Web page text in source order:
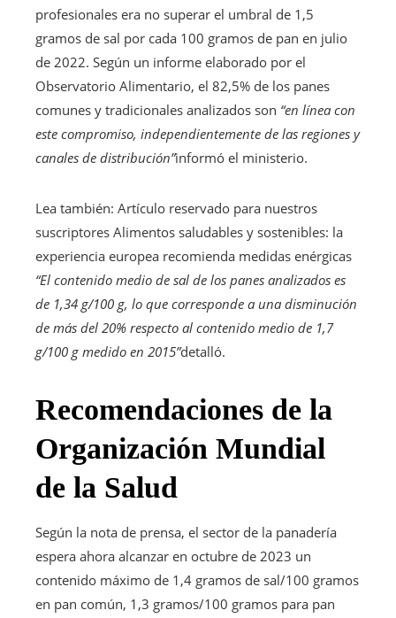
profesionales era no superar el umbral de 1,5
gramos de sal por cada 100 gramos de pan en julio
de 2022. Según un informe elaborado por el
Observatorio Alimentario, el 82,5% de los panes
comunes y tradicionales analizados son “en línea con
este compromiso, independientemente de las regiones y
canales de distribución”informó el ministerio.
Lea también: Artículo reservado para nuestros
suscriptores Alimentos saludables y sostenibles: la
experiencia europea recomienda medidas enérgicas
“El contenido medio de sal de los panes analizados es
de 1,34 g/100 g, lo que corresponde a una disminución
de más del 20% respecto al contenido medio de 1,7
g/100 g medido en 2015”detalló.
Recomendaciones de la
Organización Mundial
de la Salud
Según la nota de prensa, el sector de la panadería
espera ahora alcanzar en octubre de 2023 un
contenido máximo de 1,4 gramos de sal/100 gramos
en pan común, 1,3 gramos/100 gramos para pan